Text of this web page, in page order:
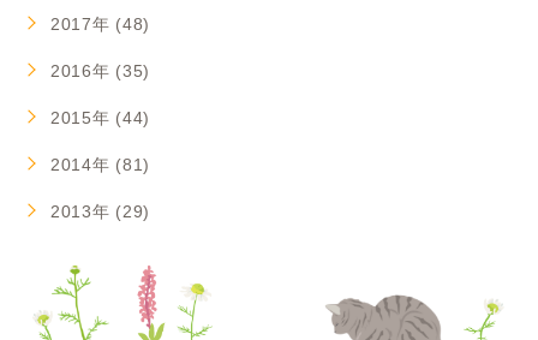
2017年 (48)
2016年 (35)
2015年 (44)
2014年 (81)
2013年 (29)